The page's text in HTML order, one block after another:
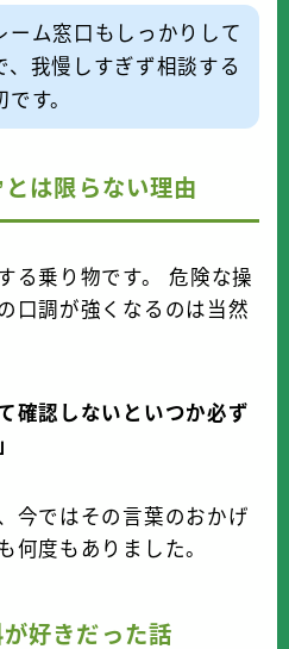
ーム窓口もしっかりして
、我慢しすぎず相談する
す。
は限らない理由
る乗り物です。 危険な操
口調が強くなるのは当然
確認しないといつか必ず
今ではその言葉のおかげ
何度もありました。
好きだった話